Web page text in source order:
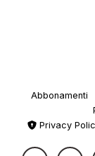
Abbonamenti
Privacy